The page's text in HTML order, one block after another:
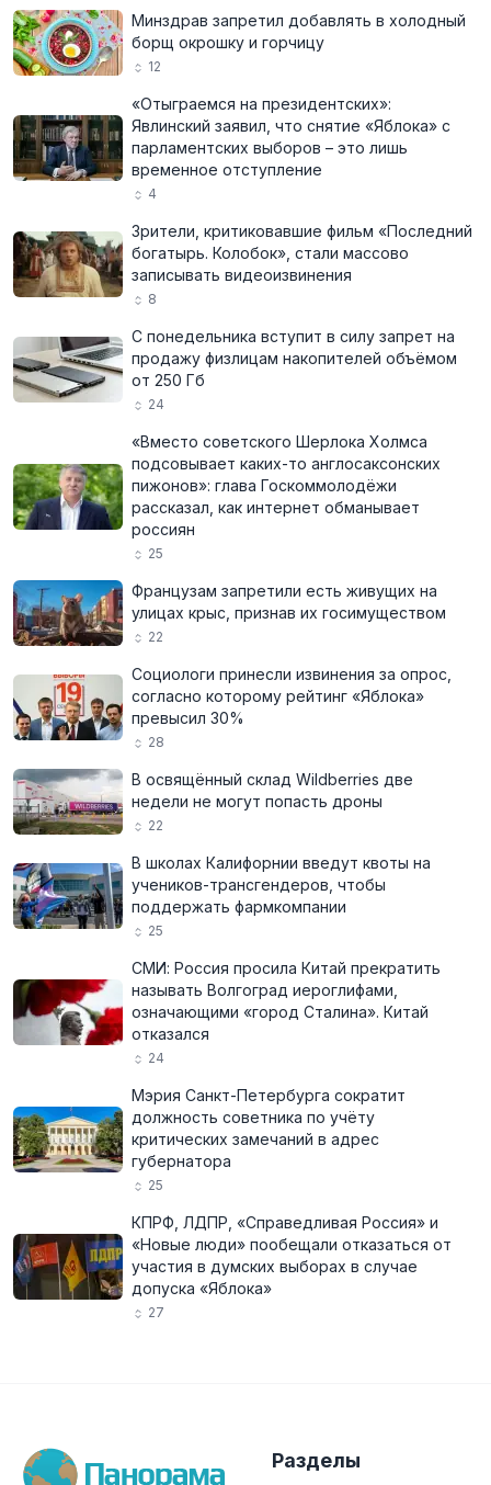
Минздрав запретил добавлять в холодный
борщ окрошку и горчицу
12
«Отыграемся на президентских»:
Явлинский заявил, что снятие «Яблока» с
парламентских выборов – это лишь
временное отступление
4
Зрители, критиковавшие фильм «Последний
богатырь. Колобок», стали массово
записывать видеоизвинения
8
С понедельника вступит в силу запрет на
продажу физлицам накопителей объёмом
от 250 Гб
24
«Вместо советского Шерлока Холмса
подсовывает каких-то англосаксонских
пижонов»: глава Госкоммолодёжи
рассказал, как интернет обманывает
россиян
25
Французам запретили есть живущих на
улицах крыс, признав их госимуществом
22
Социологи принесли извинения за опрос,
согласно которому рейтинг «Яблока»
превысил 30%
28
В освящённый склад Wildberries две
недели не могут попасть дроны
22
В школах Калифорнии введут квоты на
учеников-трансгендеров, чтобы
поддержать фармкомпании
25
СМИ: Россия просила Китай прекратить
называть Волгоград иероглифами,
означающими «город Сталина». Китай
отказался
24
Мэрия Санкт-Петербурга сократит
должность советника по учёту
критических замечаний в адрес
губернатора
25
КПРФ, ЛДПР, «Справедливая Россия» и
«Новые люди» пообещали отказаться от
участия в думских выборах в случае
допуска «Яблока»
27
Разделы